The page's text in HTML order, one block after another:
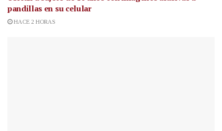
pandillas en su celular
HACE 2 HORAS